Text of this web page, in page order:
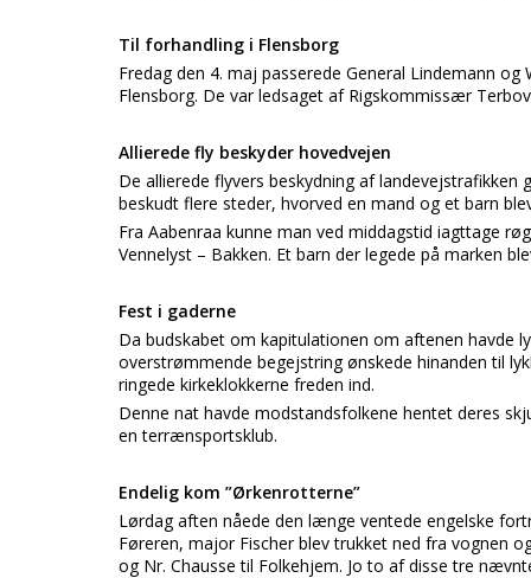
Til forhandling i Flensborg
Fredag den 4. maj passerede General Lindemann
Flensborg. De var ledsaget af Rigskommissær
Allierede fly beskyder hovedvejen
De allierede flyvers beskydning af
beskudt flere steder, hvorved en mand og et barn
Fra Aabenraa kunne man ved middagstid iagttage
Vennelyst – Bakken. Et barn der legede på marken
Fest i gaderne
Da budskabet om kapitulationen om aftenen havde
overstrømmende begejstring ønskede hinanden til
ringede kirkeklokkerne freden ind.
Denne nat havde modstandsfolkene hentet deres
en terrænsportsklub.
Endelig kom ”Ørkenrotterne”
Lørdag aften nåede den længe ventede engelske
Føreren, major Fischer blev trukket ned fra vognen
og Nr. Chausse til Folkehjem. Jo to af disse tre